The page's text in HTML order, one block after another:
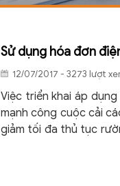
Sử dụng hóa đơn
12/07/2017 - 3273 lượt
Việc triển khai áp
mạnh công cuộc cải
giảm tối đa thủ tục